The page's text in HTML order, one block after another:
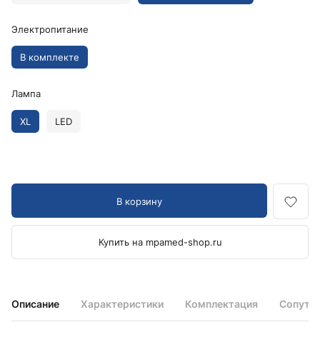
Описание Характеристики Комплектация
Электропитание
В комплекте
Лампа
XL LED
В корзину
Купить на mpamed-shop.ru